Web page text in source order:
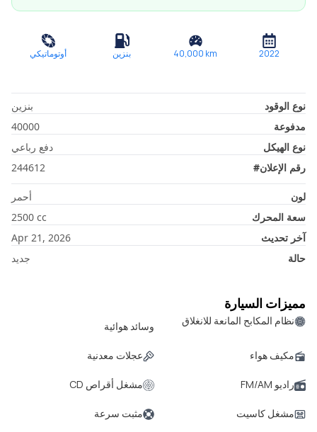
2022
40,000 km بنزين أوتوماتيكي
نوع الوقود
بنزين
مدفوعة
40000
نوع الهيكل
دفع رباعي
رقم الإعلان#
244612
لون
أحمر
سعة المحرك
2500 cc
آخر تحديث
Apr 21, 2026
حالة
جديد
مميزات السيارة
نظام المكابح المانعة للانغلاق وسائد هوائية
مكيف هواء عجلات معدنية
راديو FM/AM مشغل أقراص CD
مشغل كاسيت مثبت سرعة